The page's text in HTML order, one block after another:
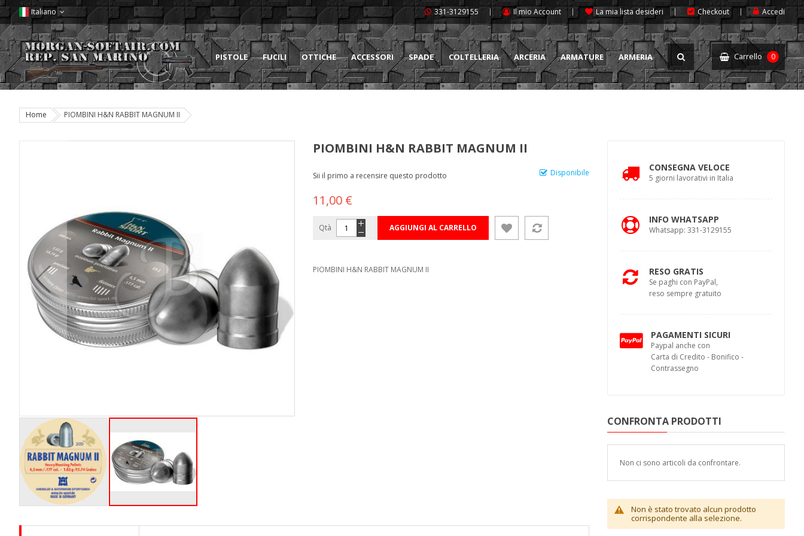
Italiano 331-3129155 Il mio Account La mia lista desideri Checkout Accedi
PISTOLE FUCILI OTTICHE ACCESSORI SPADE COLTELLERIA ARCERIA ARMATURE ARMERIA Carrello 0
Home PIOMBINI H&N RABBIT MAGNUM II
PIOMBINI H&N RABBIT MAGNUM II
Disponibile
Sii il primo a recensire questo prodotto
11,00 €
Qtà AGGIUNGI AL CARRELLO
PIOMBINI H&N RABBIT MAGNUM II
CONSEGNA VELOCE
5 giorni lavorativi in Italia
INFO WHATSAPP
Whatsapp: 331-3129155
RESO GRATIS
Se paghi con PayPal,
reso sempre gratuito
PAGAMENTI SICURI
Paypal anche con
Carta di Credito - Bonifico -
Contrassegno
CONFRONTA PRODOTTI
Non ci sono articoli da confrontare.
Non è stato trovato alcun prodotto
corrispondente alla selezione.